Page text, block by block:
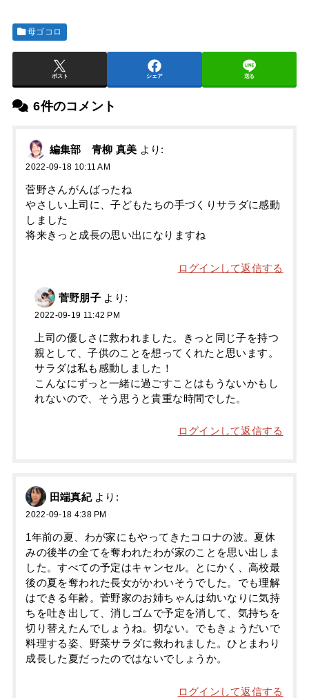
母ゴコロ
ポスト シェア 送る
6件のコメント
編集部 青柳 真美 より:
2022-09-18 10:11 AM
菅野さんがんばったね
やさしい上司に、子どもたちの手づくりサラダに感動
しました
将来きっと成長の思い出になりますね
ログインして返信する
菅野朋子 より:
2022-09-19 11:42 PM
上司の優しさに救われました。きっと同じ子を持つ
親として、子供のことを想ってくれたと思います。
サラダは私も感動しました！
こんなにずっと一緒に過ごすことはもうないかもし
れないので、そう思うと貴重な時間でした。
ログインして返信する
田端真紀 より:
2022-09-18 4:38 PM
1年前の夏、わが家にもやってきたコロナの波。夏休
みの後半の全てを奪われたわが家のことを思い出しま
した。すべての予定はキャンセル。とにかく、高校最
後の夏を奪われた長女がかわいそうでした。でも理解
はできる年齢。菅野家のお姉ちゃんは幼いなりに気持
ちを吐き出して、消しゴムで予定を消して、気持ちを
切り替えたんでしょうね。切ない。でもきょうだいで
料理する姿、野菜サラダに救われました。ひとまわり
成長した夏だったのではないでしょうか。
ログインして返信する